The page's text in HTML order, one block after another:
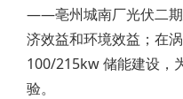
——亳州城南厂光伏二期
济效益和环境效益；在
100/215kw 储能建设，
验。